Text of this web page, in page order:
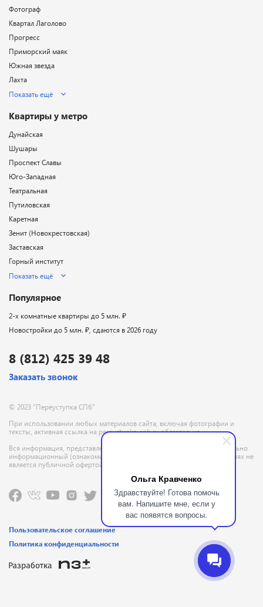
Ольга Кравченко
Здравствуйте! Готова помочь
вам. Напишите мне, если у
вас появятся вопросы.
8 (812) 425 39 48
Заказать звонок
© 2023 "Переуступка СПб"
При использовании любых материалов сайта, включая фотографии и
тексты, активная ссылка на pereustupka-spb.ru обязательна
Вся информация, представленная на данном сайте, носит исключительно
информационный (ознакомительный) характер и ни при каких условиях не
является публичной офертой, определяемой положениями ГК РФ
Фотограф
Квартал Лаголово
Прогресс
Приморский маяк
Южная звезда
Лахта
Показать ещё
Квартиры у метро
Дунайская
Шушары
Проспект Славы
Юго-Западная
Театральная
Путиловская
Каретная
Зенит (Новокрестовская)
Заставская
Горный институт
Показать ещё
Популярное
2-х комнатные квартиры до 5 млн. ₽
Новостройки до 5 млн. ₽, сдаются в 2026 году
Пользовательское соглашение
Политика конфиденциальности